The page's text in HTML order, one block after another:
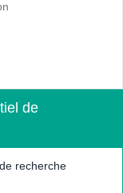
de
recherche